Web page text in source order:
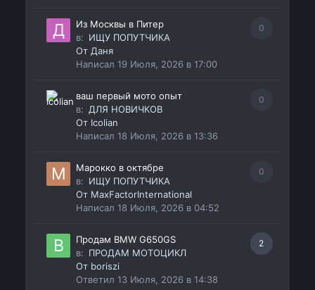
0
Из Москвы в Питер
в: ИЩУ ПОПУТЧИКА
ОтДаня
Написал19 Июля, 2026 в 17:00
0
ваш первый мото опыт
в: ДЛЯ НОВИЧКОВ
От Icolian
Написал18 Июля, 2026 в 13:36
0
Марокко в октябре
в: ИЩУ ПОПУТЧИКА
От MaxFactorInternational
Написал18 Июля, 2026 в 04:52
2
Продам BMW G650GS
в: ПРОДАМ МОТОЦИКЛ
От boriszi
Ответил13 Июля, 2026 в 14:38